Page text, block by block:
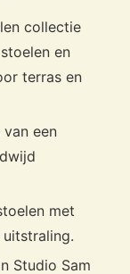
collectie
en
terras en
een
met
Studio Sam